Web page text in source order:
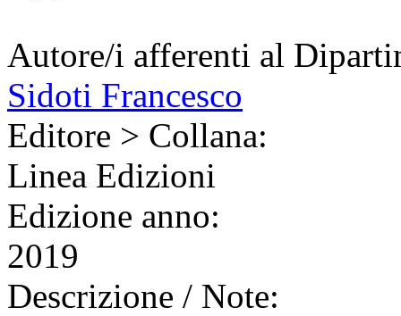
Autore/i afferenti al
Sidoti Francesco
Editore > Collana:
Linea Edizioni
Edizione anno:
2019
Descrizione / Note: